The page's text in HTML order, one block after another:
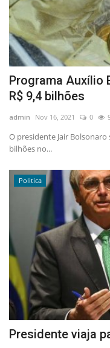
Programa Auxílio
R$ 9,4 bilhões
admin Nov 16, 2021 0
O presidente Jair Bolsonaro
bilhões no...
Politica
Presidente viaja